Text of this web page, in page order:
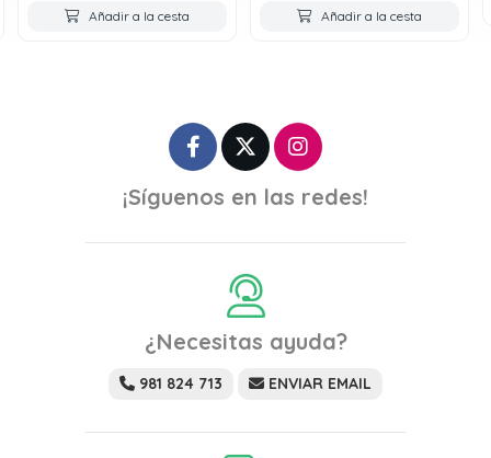
Añadir a la cesta Añadir a la cesta
¡Síguenos en las redes!
¿Necesitas ayuda?
981 824 713 ENVIAR EMAIL